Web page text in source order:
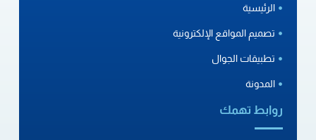
الرئيسية
تصميم المواقع الإلكترونية
تطبيقات الجوال
المدونة
روابط تهمك